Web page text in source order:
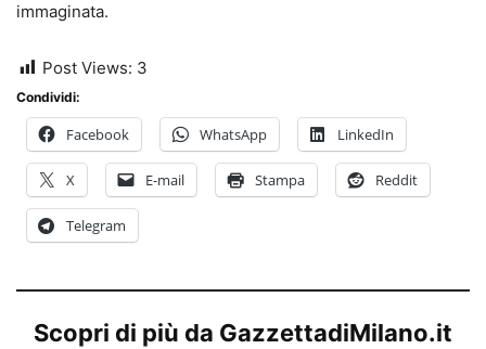
immaginata.
Post Views: 3
Condividi:
Facebook WhatsApp LinkedIn
X E-mail Stampa Reddit
Telegram
Scopri di più da GazzettadiMilano.it